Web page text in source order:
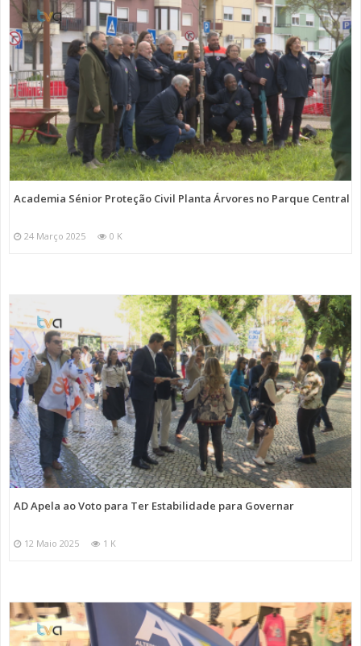
Academia Sénior Proteção Civil Planta Árvores no Parque Central
24 Março 2025 0 K
AD Apela ao Voto para Ter Estabilidade para Governar
12 Maio 2025 1 K